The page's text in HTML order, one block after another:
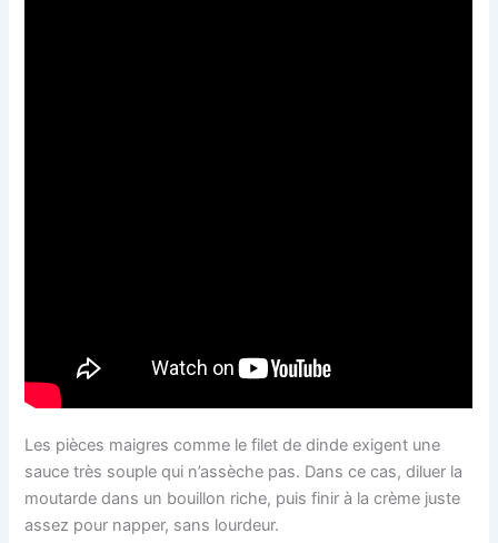
Les pièces maigres comme le filet de dinde exigent une
sauce très souple qui n’assèche pas. Dans ce cas, diluer la
moutarde dans un bouillon riche, puis finir à la crème juste
assez pour napper, sans lourdeur.